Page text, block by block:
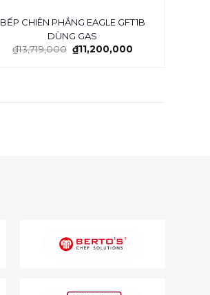
BẾP CHIÊN PHẲNG EAGLE GFT1B
DÙNG GAS
₫13,719,000 ₫11,200,000